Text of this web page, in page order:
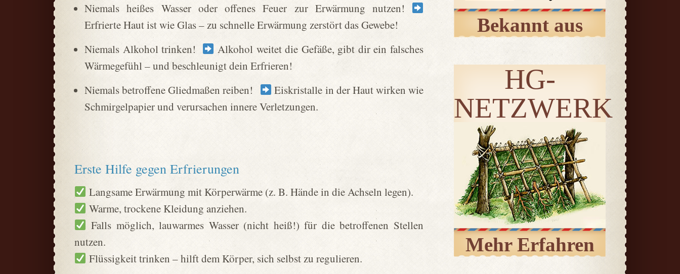
Niemals heißes Wasser oder offenes Feuer zur Erwärmung nutzen!
Erfrierte Haut ist wie Glas – zu schnelle Erwärmung zerstört das Gewebe!
Niemals Alkohol trinken!
Alkohol weitet die Gefäße, gibt dir ein falsches
Wärmegefühl – und beschleunigt dein Erfrieren!
Niemals betroffene Gliedmaßen reiben!
Eiskristalle in der Haut wirken wie
Schmirgelpapier und verursachen innere Verletzungen.
Erste Hilfe gegen Erfrierungen
Langsame Erwärmung mit Körperwärme (z. B. Hände in die Achseln legen).
Warme, trockene Kleidung anziehen.
Falls möglich, lauwarmes Wasser (nicht heiß!) für die betroffenen Stellen
nutzen.
Flüssigkeit trinken – hilft dem Körper, sich selbst zu regulieren.
Bekannt aus
HG-
NETZWERK
Mehr Erfahren